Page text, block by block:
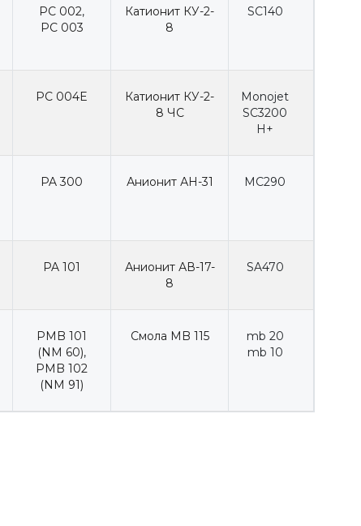
PC 002,
PC 003
Катионит КУ-2-
8
SC140
PC 004E
Катионит КУ-2-
8 ЧС
Monojet
SC3200
H+
PA 300 Анионит АН-31 MC290
PA 101
Анионит АВ-17-
8
SA470
PMB 101
(NM 60),
PMB 102
(NM 91)
Смола MB 115
mb 20
mb 10